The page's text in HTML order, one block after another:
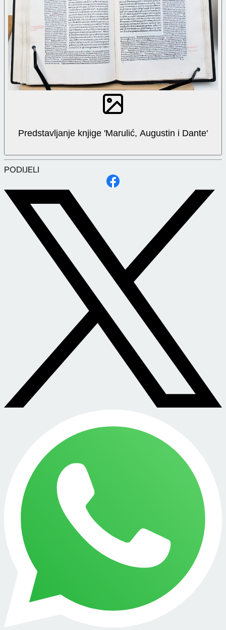
Predstavljanje knjige 'Marulić, Augustin i Dante'
PODIJELI